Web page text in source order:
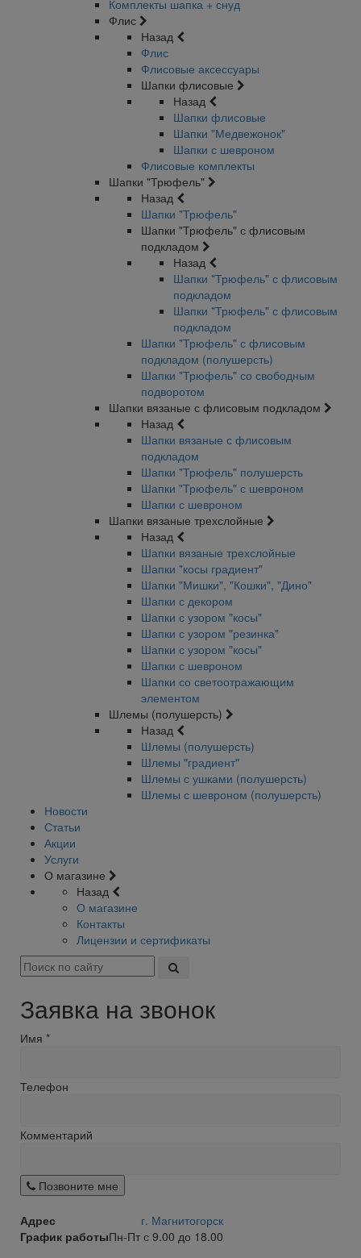
Комплекты шапка + снуд
Флис
Назад
Флис
Флисовые аксессуары
Шапки флисовые
Назад
Шапки флисовые
Шапки "Медвежонок"
Шапки с шевроном
Флисовые комплекты
Шапки "Трюфель"
Назад
Шапки "Трюфель"
Шапки "Трюфель" с флисовым
подкладом
Назад
Шапки "Трюфель" с флисовым
подкладом
Шапки "Трюфель" с флисовым
подкладом
Шапки "Трюфель" с флисовым
подкладом (полушерсть)
Шапки "Трюфель" со свободным
подворотом
Шапки вязаные с флисовым подкладом
Назад
Шапки вязаные с флисовым
подкладом
Шапки "Трюфель" полушерсть
Шапки "Трюфель" с шевроном
Шапки с шевроном
Шапки вязаные трехслойные
Назад
Шапки вязаные трехслойные
Шапки "косы градиент"
Шапки "Мишки", "Кошки", "Дино"
Шапки с декором
Шапки с узором "косы"
Шапки с узором "резинка"
Шапки с узором "косы"
Шапки с шевроном
Шапки со светоотражающим
элементом
Шлемы (полушерсть)
Назад
Шлемы (полушерсть)
Шлемы "градиент"
Шлемы с ушками (полушерсть)
Шлемы с шевроном (полушерсть)
Новости
Статьи
Акции
Услуги
О магазине
Назад
О магазине
Контакты
Лицензии и сертификаты
Заявка на звонок
Имя *
Телефон
Комментарий
Позвоните мне
Адрес
г. Магнитогорск
График работыПн-Пт с 9.00 до 18.00